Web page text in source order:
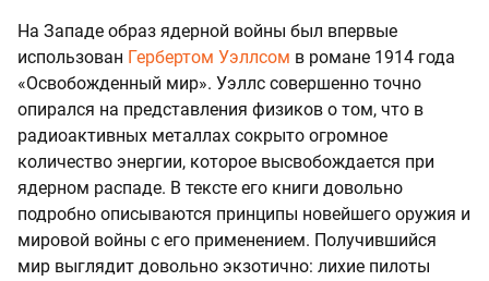
На Западе образ ядерной войны был впервые
использован Гербертом Уэллсом в романе 1914 года
«Освобожденный мир». Уэллс совершенно точно
опирался на представления физиков о том, что в
радиоактивных металлах сокрыто огромное
количество энергии, которое высвобождается при
ядерном распаде. В тексте его книги довольно
подробно описываются принципы новейшего оружия и
мировой войны с его применением. Получившийся
мир выглядит довольно экзотично: лихие пилоты